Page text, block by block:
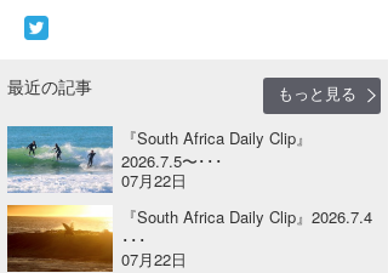
最近の記事
もっと見る
『South Africa Daily Clip』
2026.7.5〜･･･
07月22日
『South Africa Daily Clip』2026.7.4
･･･
07月22日
Yasunari Inoue
Yoshiyuki Obata
arukasvision
DELTA FORCE SURF
Colors MAGAZINE
WAVAL
福島寿実子
中浦“JET”章
嵯峨明日香
進士剛光
波伝説スタッフ
☆加藤
+☆maki☆+
Aichan
波伝説